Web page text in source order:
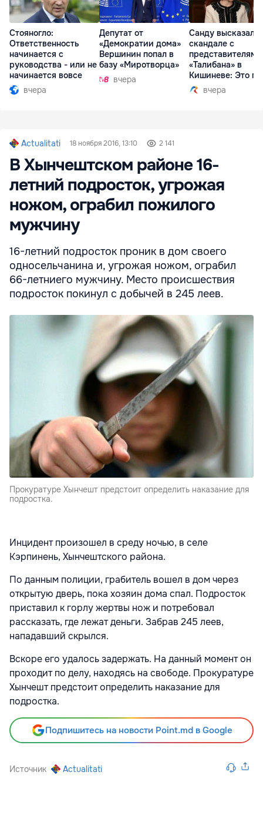
Стояногло:
Ответственность
начинается с
руководства - или не
начинается вовсе
вчера
Депутат от
«Демократии дома»
Вершинин попал в
базу «Миротворца»
вчера
Санду
скандале с
представителями
«Талибана» в
Кишиневе: Это
вчера
Actualitati 18 ноября 2016, 13:10 2 141
В Хынчештcком районе 16-
летний подросток, угрожая
ножом, ограбил пожилого
мужчину
16-летний подросток проник в дом своего
односельчанина и, угрожая ножом, ограбил
66-летниего мужчину. Место происшествия
подросток покинул с добычей в 245 леев.
Прокуратуре Хынчешт предстоит определить наказание для
подростка.
Инцидент произошел в среду ночью, в селе
Кэрпинень, Хынчештского района.
По данным полиции, грабитель вошел в дом через
открытую дверь, пока хозяин дома спал. Подросток
приставил к горлу жертвы нож и потребовал
рассказать, где лежат деньги. Забрав 245 леев,
нападавший скрылся.
Вскоре его удалось задержать. На данный момент он
проходит по делу, находясь на свободе. Прокуратуре
Хынчешт предстоит определить наказание для
подростка.
Подпишитесь на новости Point.md в Google
Источник Actualitati